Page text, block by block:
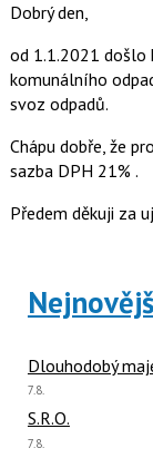
Dobrý den,
od 1.1.2021 došlo
komunálního
svoz odpadů.
Chápu dobře, že
sazba DPH 21% .
Předem děkuji za
Dlouhodobý
Poslední
7.8.
S.R.O.
Poslední
7.8.